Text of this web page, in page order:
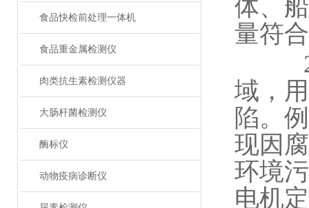
食品快检前处理一体机
食品重金属检测仪
肉类抗生素检测仪器
大肠杆菌检测仪
酶标仪
动物疫病诊断仪
体、
量符
2.
域，
陷。
现因
环境
电机